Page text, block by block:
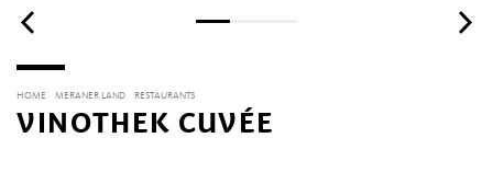
HOME MERANER LAND RESTAURANTS
VINOTHEK CUVÉE